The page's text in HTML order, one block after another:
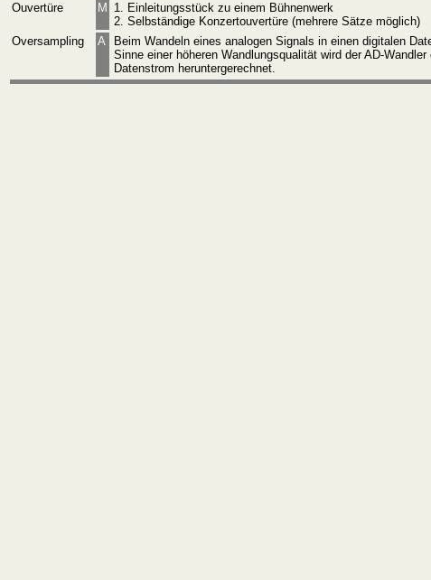
Ouvertüre
M
1. Einleitungsstück zu einem Bühnenwerk
2. Selbständige Konzertouvertüre (mehrere Sätze möglich)
Oversampling
A Beim Wandeln eines analogen Signals in einen digitalen
Sinne einer höheren Wandlungsqualität wird der AD-
Datenstrom heruntergerechnet.